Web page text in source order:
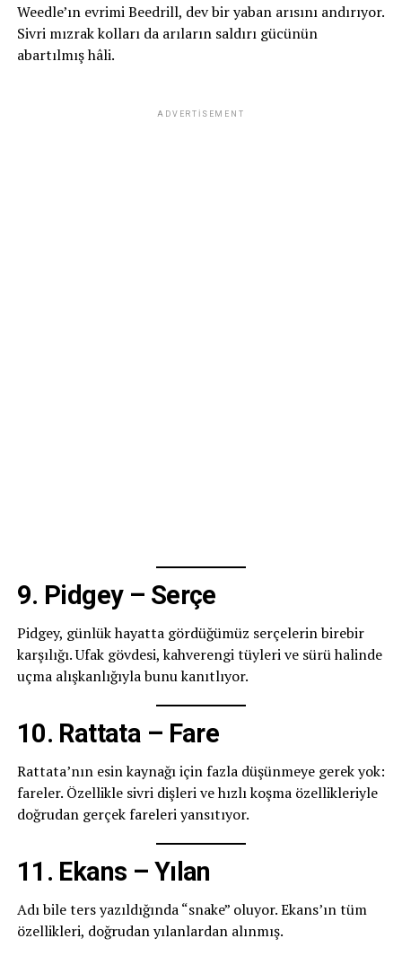
Weedle’ın evrimi Beedrill, dev bir yaban arısını andırıyor.
Sivri mızrak kolları da arıların saldırı gücünün
abartılmış hâli.
ADVERTISEMENT
9. Pidgey – Serçe
Pidgey, günlük hayatta gördüğümüz serçelerin birebir
karşılığı. Ufak gövdesi, kahverengi tüyleri ve sürü halinde
uçma alışkanlığıyla bunu kanıtlıyor.
10. Rattata – Fare
Rattata’nın esin kaynağı için fazla düşünmeye gerek yok:
fareler. Özellikle sivri dişleri ve hızlı koşma özellikleriyle
doğrudan gerçek fareleri yansıtıyor.
11. Ekans – Yılan
Adı bile ters yazıldığında “snake” oluyor. Ekans’ın tüm
özellikleri, doğrudan yılanlardan alınmış.